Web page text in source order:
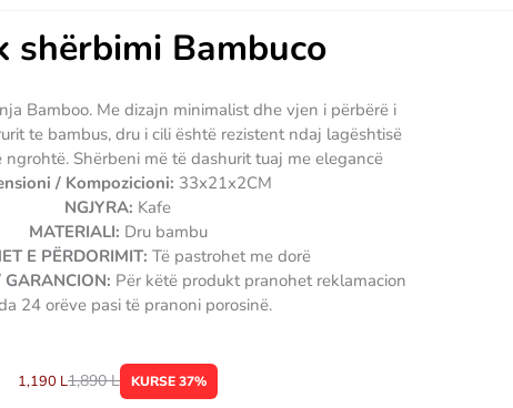
shërbimi Bambuco
Bamboo. Me dizajn minimalist dhe vjen i përbërë i
te bambus, dru i cili është rezistent ndaj lagështisë
Shërbeni më të dashurit tuaj me elegancë
/ Kompozicioni: 33x21x2CM
NGJYRA: Kafe
MATERIALI: Dru bambu
E PËRDORIMIT: Të pastrohet me dorë
GARANCION: Për këtë produkt pranohet reklamacion
24 orëve pasi të pranoni porosinë.
KURSE 37%
1,890L
1,190 L